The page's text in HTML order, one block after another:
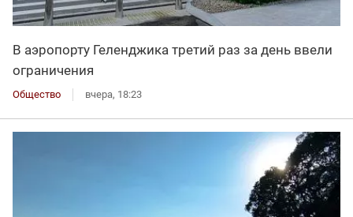
В аэропорту Геленджика третий раз за день ввели
ограничения
Общество вчера, 18:23